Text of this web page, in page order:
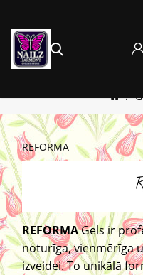
REFORMA
REFORMAGelsir
noturīga, vienmērīga
izveidei. To unikālā